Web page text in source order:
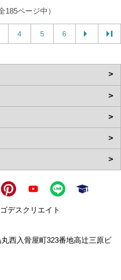
185ページ中）
4 5 6
デスクリエイト
西入骨屋町323番地高辻三原ビ